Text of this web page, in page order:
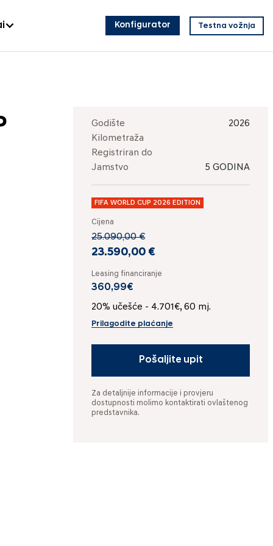
Konfigurator Testna vožnja
Godište
2026
Kilometraža
Registriran do
Jamstvo
5 GODINA
FIFA WORLD CUP 2026 EDITION
Cijena
25.090,00 €
23.590,00 €
Leasing financiranje
360,99€
20% učešće - 4.701€, 60 mj.
Prilagodite plaćanje
Pošaljite upit
Za detaljnije informacije i provjeru
dostupnosti molimo kontaktirati ovlaštenog
predstavnika.